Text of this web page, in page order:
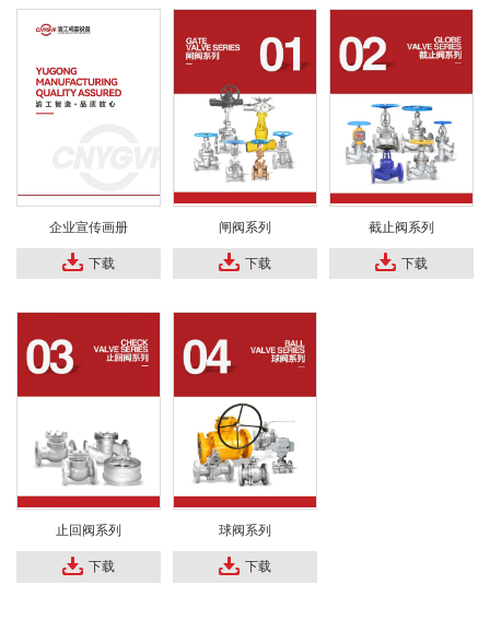
企业宣传画册
下载
闸阀系列
下载
截止阀系列
下载
止回阀系列
下载
球阀系列
下载